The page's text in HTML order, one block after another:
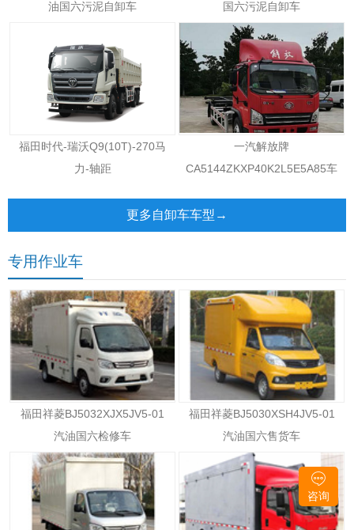
油国六污泥自卸车
国六污泥自卸车
福田时代-瑞沃Q9(10T)-270马
力-轴距
一汽解放牌
CA5144ZKXP40K2L5E5A85车
更多自卸车车型→
专用作业车
福田祥菱BJ5032XJX5JV5-01
汽油国六检修车
福田祥菱BJ5030XSH4JV5-01
汽油国六售货车
咨询